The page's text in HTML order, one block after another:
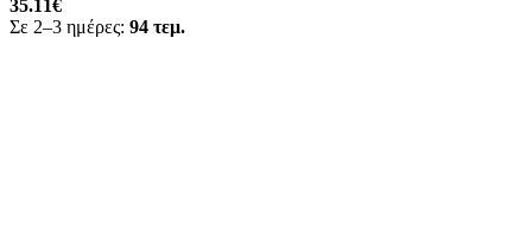
35.11€
Σε 2–3 ημέρες: 94 τεμ.